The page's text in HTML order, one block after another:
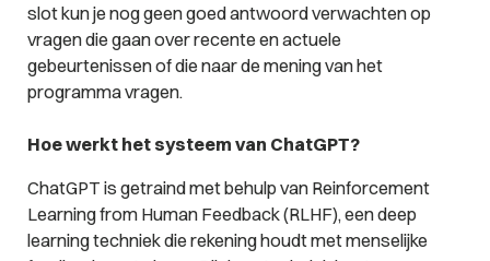
slot kun je nog geen goed antwoord verwachten op
vragen die gaan over recente en actuele
gebeurtenissen of die naar de mening van het
programma vragen.
Hoe werkt het systeem van ChatGPT?
ChatGPT is getraind met behulp van Reinforcement
Learning from Human Feedback(RLHF), een deep
learning techniek die rekening houdt met menselijke